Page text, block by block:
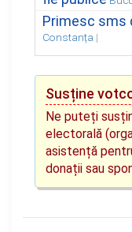
Primesc sms
Constanța
Susține
Ne puteți
electorală
asistență
donații sau